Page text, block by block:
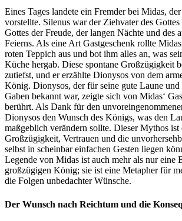
Eines Tages landete ein Fremder bei Midas,
vorstellte. Silenus war der Ziehvater des
Gottes der Freude, der langen Nächte und des
Feierns. Als eine Art Gastgeschenk rollte
roten Teppich aus und bot ihm alles an, was
Küche hergab. Diese spontane Großzügigkeit
zutiefst, und er erzählte Dionysos von dem
König. Dionysos, der für seine gute Laune und
Gaben bekannt war, zeigte sich von Midas‘
berührt. Als Dank für den
Dionysos den Wunsch des Königs, was den
maßgeblich verändern sollte. Dieser Mythos ist
Großzügigkeit, Vertrauen und die
selbst in scheinbar einfachen Gesten liegen
Legende von Midas ist auch mehr als nur eine
großzügigen König; sie ist eine Metapher für
die Folgen unbedachter Wünsche.
Der Wunsch nach Reichtum und die